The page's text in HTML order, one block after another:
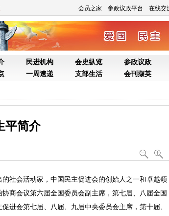
平简介
会活动家，中国民主促进会的创始人之一和卓越领
商会议第六届全国委员会副主席，第七届、八届全国
进会第七届、八届、九届中央委员会主席，第十届、